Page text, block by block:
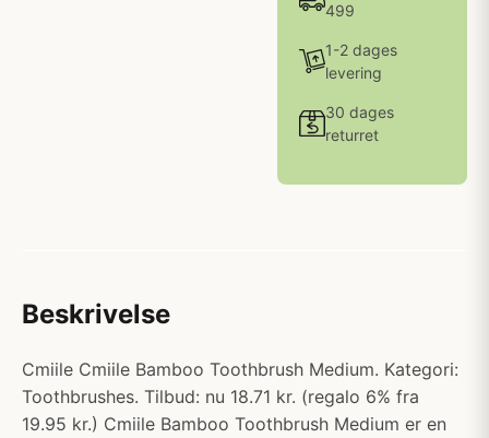
499
1-2 dages
levering
30 dages
returret
Beskrivelse
Cmiile Cmiile Bamboo Toothbrush Medium. Kategori:
Toothbrushes. Tilbud: nu 18.71 kr. (regalo 6% fra
19.95 kr.) Cmiile Bamboo Toothbrush Medium er en